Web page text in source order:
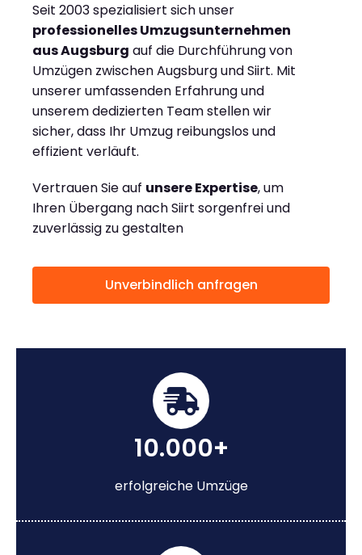
Seit 2003 spezialisiert sich unser
professionelles Umzugsunternehmen
aus Augsburg auf die Durchführung von
Umzügen zwischen Augsburg und Siirt. Mit
unserer umfassenden Erfahrung und
unserem dedizierten Team stellen wir
sicher, dass Ihr Umzug reibungslos und
effizient verläuft.
Vertrauen Sie auf unsere Expertise, um
Ihren Übergang nach Siirt sorgenfrei und
zuverlässig zu gestalten
Unverbindlich anfragen
10.000+
erfolgreiche Umzüge